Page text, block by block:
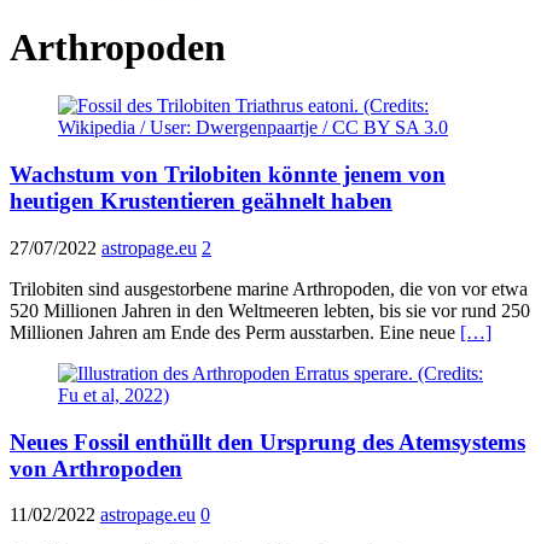
Arthropoden
Wachstum von Trilobiten könnte jenem von
heutigen Krustentieren geähnelt haben
27/07/2022 astropage.eu 2
Trilobiten sind ausgestorbene marine Arthropoden, die von vor etwa
520 Millionen Jahren in den Weltmeeren lebten, bis sie vor rund 250
Millionen Jahren am Ende des Perm ausstarben. Eine neue […]
Neues Fossil enthüllt den Ursprung des Atemsystems
von Arthropoden
11/02/2022 astropage.eu 0